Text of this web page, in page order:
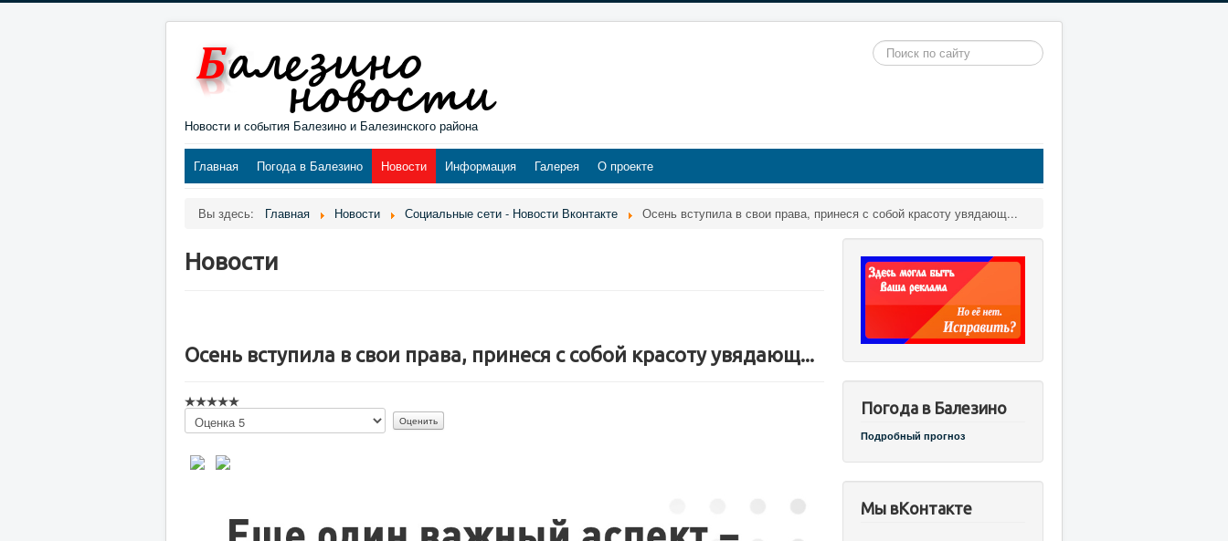
Новости и события Балезино и Балезинского района
Искать...
Главная Погода в Балезино Новости Информация Галерея О проекте
Вы здесь: Главная Новости Социальные сети - Новости Вконтакте Осень вступила в свои права, принеся с собой красоту увядающ...
Новости
Осень вступила в свои права, принеся с собой красоту увядающ...
Пожалуйста,
оцените
Погода в Балезино
Подробный прогноз
Мы вКонтакте